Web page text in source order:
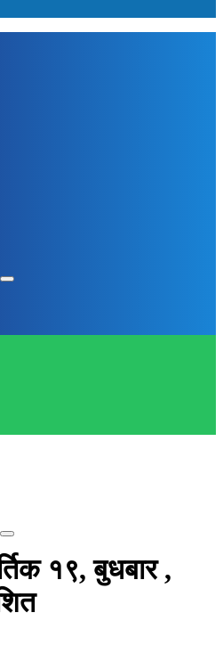
१९, बुधबार ,